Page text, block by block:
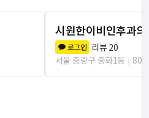
시원한이비인후과의원
로그인 리뷰 20
서울 중랑구 중화1동
80m